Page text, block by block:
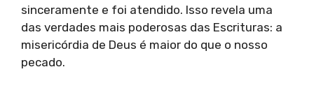
sinceramente e foi atendido. Isso revela uma
das verdades mais poderosas das Escrituras: a
misericórdia de Deus é maior do que o nosso
pecado.